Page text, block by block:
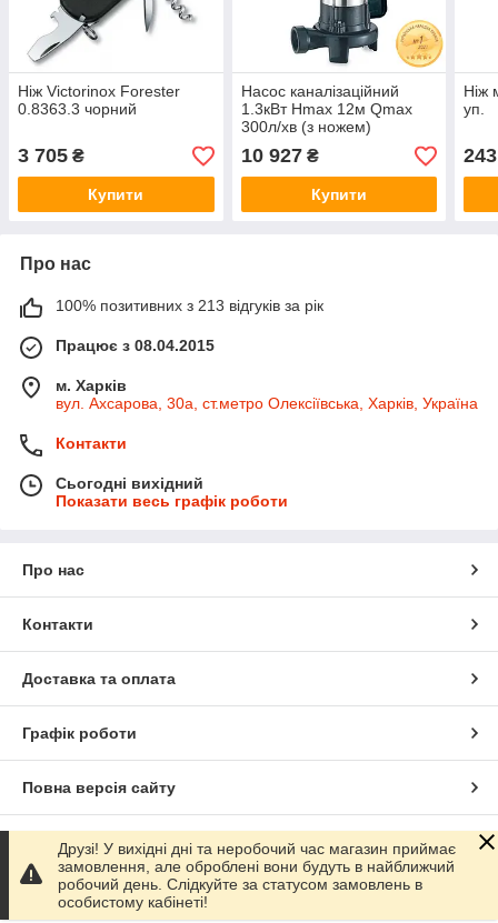
Ніж Victorinox Forester
0.8363.3 чорний
3 705 ₴
Купити
Насос каналізаційний
1.3кВт Hmax 12м Qmax
300л/хв (з ножем)
AQUATICA (773332)
10 927₴
Купити
Ніж
уп.
243
Про нас
100% позитивних з 213 відгуків за рік
Працює з 08.04.2015
м. Харків
вул. Ахсарова, 30а, ст.метро Олексіївська, Харків, Україна
Контакти
Сьогодні вихідний
Показати весь графік роботи
Про нас
Контакти
Доставка та оплата
Графік роботи
Повна версія сайту
Сайт створено на маркетплейсіProm.ua
Політика конфіденційності
Друзі! У вихідні дні та неробочий час магазин приймає
замовлення, але оброблені вони будуть в найближчий
робочий день. Слідкуйте за статусом замовлень в
особистому кабінеті!